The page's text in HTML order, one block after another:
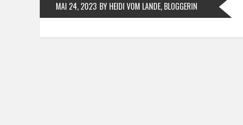
MAI 24, 2023 BY HEIDI VOM LANDE, BLOGGERIN